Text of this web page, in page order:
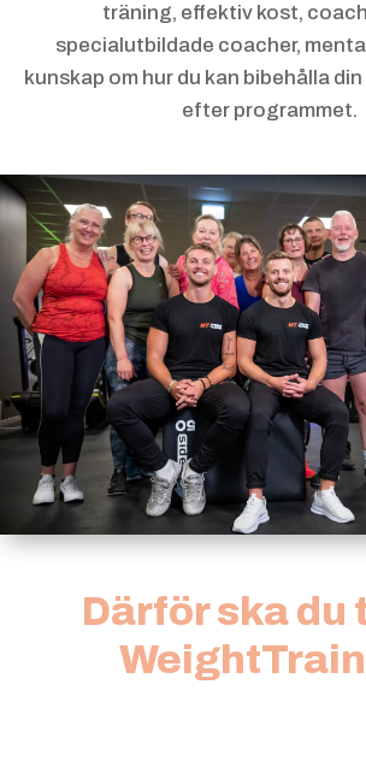
träning, effektiv kost,
specialutbildade coacher,
kunskap om hur du kan bibehålla
efter programmet.
Därför ska du